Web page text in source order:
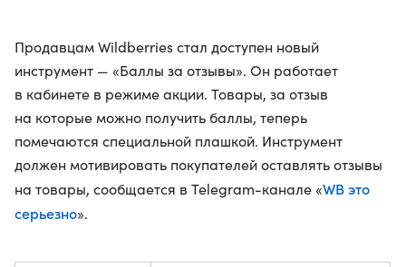
Продавцам Wildberries стал доступен новый
инструмент — «Баллы за отзывы». Он работает
в кабинете в режиме акции. Товары, за отзыв
на которые можно получить баллы, теперь
помечаются специальной плашкой. Инструмент
должен мотивировать покупателей оставлять отзывы
на товары, сообщается в Telegram-канале «WB это
серьезно».